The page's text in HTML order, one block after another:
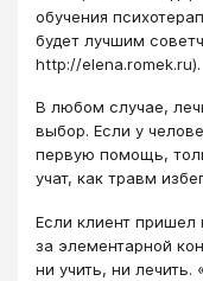
обучения
будет лучшим
http://elena.romek.ru).
В любом случае,
выбор. Если у
первую помощь,
учат, как травм
Если клиент пришел
за элементарной
ни учить, ни лечить.